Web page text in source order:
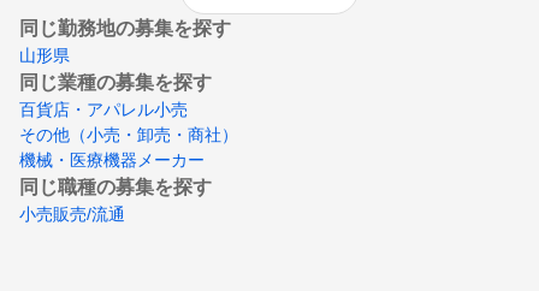
同じ勤務地の募集を探す
山形県
同じ業種の募集を探す
百貨店・アパレル小売
その他（小売・卸売・商社）
機械・医療機器メーカー
同じ職種の募集を探す
小売販売/流通